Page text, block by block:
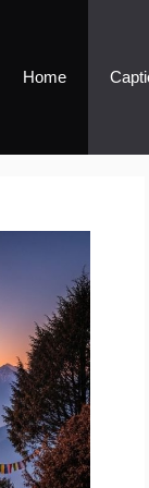
Home